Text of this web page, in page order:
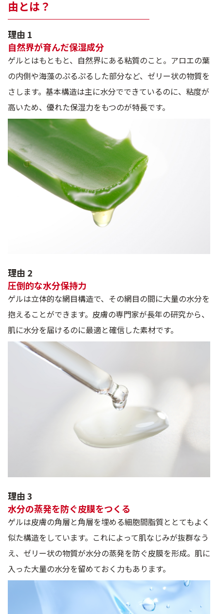
由とは？
理由 1
自然界が育んだ保湿成分
ゲルとはもともと、自然界にある粘質のこと。アロエの葉
の内側や海藻のぷるぷるした部分など、ゼリー状の物質を
さします。基本構造は主に水分でできているのに、粘度が
高いため、優れた保湿力をもつのが特長です。
理由 2
圧倒的な水分保持力
ゲルは立体的な網目構造で、その網目の間に大量の水分を
抱えることができます。皮膚の専門家が長年の研究から、
肌に水分を届けるのに最適と確信した素材です。
理由 3
水分の蒸発を防ぐ皮膜をつくる
ゲルは皮膚の角層と角層を埋める細胞間脂質ととてもよく
似た構造をしています。これによって肌なじみが抜群なう
え、ゼリー状の物質が水分の蒸発を防ぐ皮膜を形成。肌に
入った大量の水分を留めておく力もあります。